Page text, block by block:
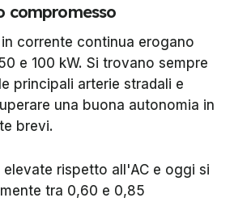
compromesso
corrente continua erogano
e 100 kW. Si trovano sempre
principali arterie stradali e
una buona autonomia in
brevi.
rispetto all'AC e oggi si
tra 0,60 e 0,85